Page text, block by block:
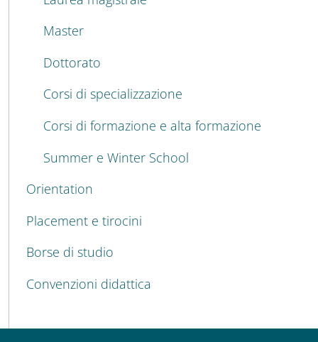
Master
Dottorato
Corsi di specializzazione
Corsi di formazione e alta formazione
Summer e Winter School
Orientation
Placement e tirocini
Borse di studio
Convenzioni didattica